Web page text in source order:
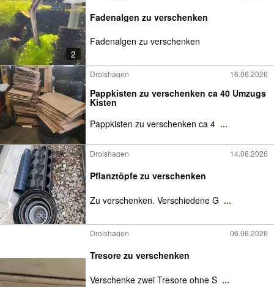
2
Fadenalgen zu verschenken
Fadenalgen zu verschenken
Drolshagen 16.06.2026
Pappkisten zu verschenken ca 40 Umzugs
Kisten
Pappkisten zu verschenken ca 4 ...
Drolshagen 14.06.2026
Pflanztöpfe zu verschenken
Zu verschenken. Verschiedene G ...
Drolshagen 06.06.2026
Tresore zu verschenken
Verschenke zwei Tresore ohne S ...